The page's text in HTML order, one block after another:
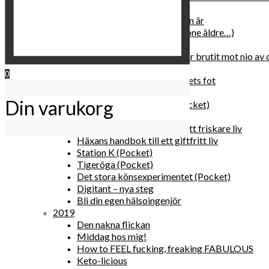
Hur du blir parisisk var du än är
Äldre och klokare (åtminstone äldre…)
Gud gav oss tio bud – jag har brutit mot nio av
Blomster & bakverk
Den lilla vingården vid bergets fot
Det lilla galleriet i solen (pocket)
Den nakna flickan (pocket)
Gröna, sköna tillbehör för ett friskare liv
Häxans handbok till ett giftfritt liv
Station K (Pocket)
Tigeröga (Pocket)
Det stora könsexperimentet (Pocket)
Digitant – nya steg
Bli din egen hälsoingenjör
2019
Den nakna flickan
Middag hos mig!
How to FEEL fucking, freaking FABULOUS
Keto-licious
0
Din varukorg